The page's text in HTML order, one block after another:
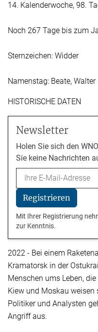
14. Kalenderwoche, 98.
Noch 267 Tage bis zum
Sternzeichen: Widder
Namenstag: Beate, Walter
HISTORISCHE DATEN
Newsletter
Holen Sie sich den
Sie keine Nachrichten
Email
Registrieren
Mit Ihrer Registrierung
zur Kenntnis.
2022 - Bei einem
Kramatorsk in der
Menschen ums Leben,
Kiew und Moskau weisen
Politiker und Analysten
Angriff aus.